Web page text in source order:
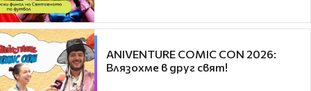
ANIVENTURE COMIC CON 2026:
Влязохме в друг свят!